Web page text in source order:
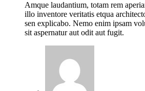
Amque laudantium, totam rem
illo inventore veritatis etqua
sen explicabo. Nemo enim ipsam
sit aspernatur aut odit aut fugit.